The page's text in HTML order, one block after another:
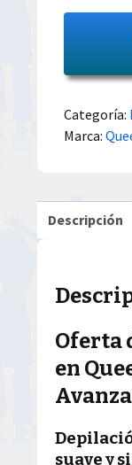
Categoría:
Marca:
Descripción
Oferta
en
suave y